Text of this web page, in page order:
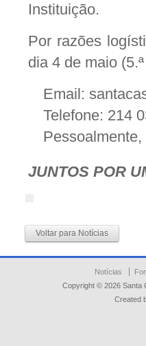
Instituição.
Por razões
dia 4 de maio
Email:
Telefone: 214
JUNTOS POR
Voltar para Notícias
Notícias
Copyright © 2026 Santa
Created